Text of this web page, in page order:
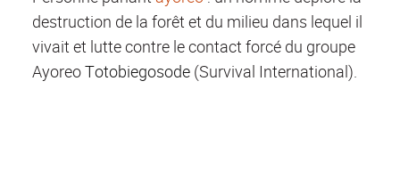
destruction de la forêt et du milieu dans lequel il
vivait et lutte contre le contact forcé du groupe
AyoreoTotobiegosode (Survival International).